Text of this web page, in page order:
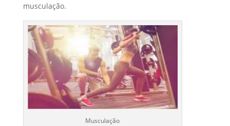
musculação.
Musculação